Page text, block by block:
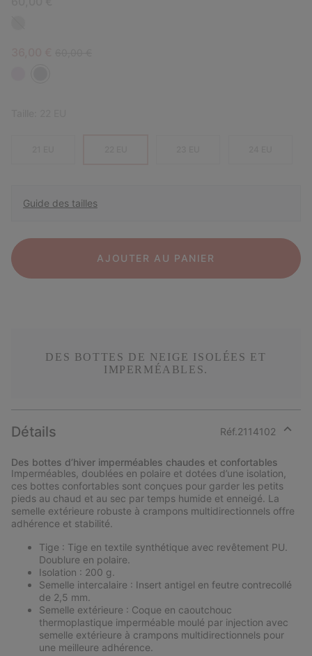
Guide des tailles
AJOUTER AU PANIER
DES BOTTES DE NEIGE ISOLÉES ET
IMPERMÉABLES.
Détails Réf. 2114102
section
Des bottes d’hiver imperméables chaudes et confortables
Imperméables, doublées en polaire et dotées d’une isolation,
ces bottes confortables sont conçues pour garder les petits
pieds au chaud et au sec par temps humide et enneigé. La
semelle extérieure robuste à crampons multidirectionnels offre
adhérence et stabilité.
Tige : Tige en textile synthétique avec revêtement PU.
Doublure en polaire.
Isolation : 200 g.
Semelle intercalaire : Insert antigel en feutre contrecollé
de 2,5 mm.
Semelle extérieure : Coque en caoutchouc
thermoplastique imperméable moulé par injection avec
semelle extérieure à crampons multidirectionnels pour
une meilleure adhérence.